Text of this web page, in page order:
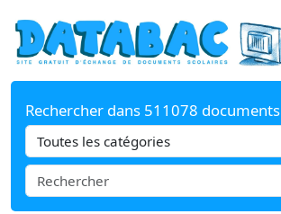
Rechercher dans 511078 documents